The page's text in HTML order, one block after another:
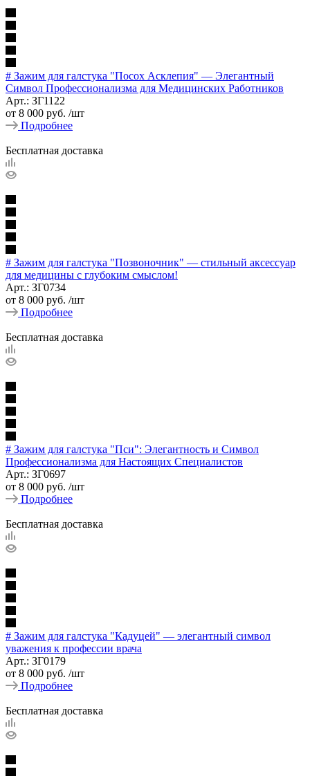
# Зажим для галстука "Посох Асклепия" — Элегантный
Символ Профессионализма для Медицинских Работников
Арт.: ЗГ1122
от 8 000 руб. /шт
Подробнее
Бесплатная доставка
# Зажим для галстука "Позвоночник" — стильный аксессуар
для медицины с глубоким смыслом!
Арт.: ЗГ0734
от 8 000 руб. /шт
Подробнее
Бесплатная доставка
# Зажим для галстука "Пси": Элегантность и Символ
Профессионализма для Настоящих Специалистов
Арт.: ЗГ0697
от 8 000 руб. /шт
Подробнее
Бесплатная доставка
# Зажим для галстука "Кадуцей" — элегантный символ
уважения к профессии врача
Арт.: ЗГ0179
от 8 000 руб. /шт
Подробнее
Бесплатная доставка